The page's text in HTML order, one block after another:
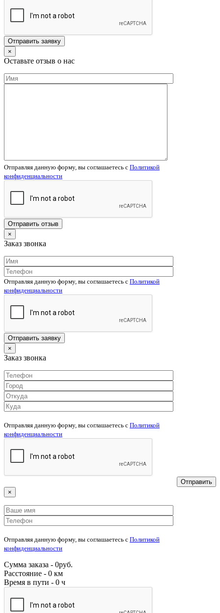
×
Оставьте отзыв о нас
Отправляя данную форму, вы соглашаетесь c Политикой
конфиденциальности
×
Заказ звонка
Отправляя данную форму, вы соглашаетесь c Политикой
конфиденциальности
×
Заказ звонка
Отправляя данную форму, вы соглашаетесь c Политикой
конфиденциальности
×
Отправляя данную форму, вы соглашаетесь c Политикой
конфиденциальности
Сумма заказа - 0руб.
Расстояние - 0 км
Время в пути - 0 ч